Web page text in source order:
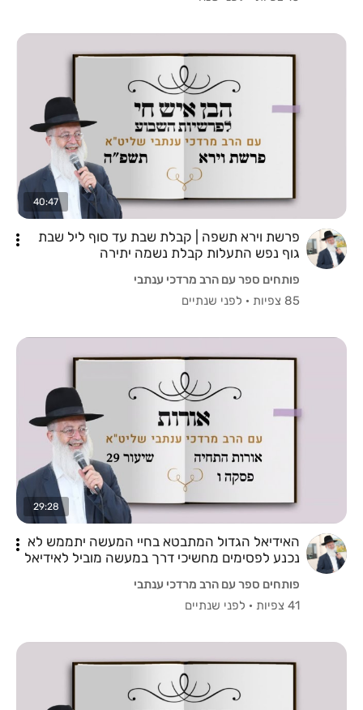
40:47
פרשת וירא תשפה | קבלת שבת עד סוף ליל שבת
גוף נפש התעלות קבלת נשמה יתירה
פותחים ספר עם הרב מרדכי ענתבי
85 צפיות
· לפני שנתיים
29:28
האידיאל הגדול המתבטא בחיי המעשה יתממש לא
נכנע לפסימים מחשיכי דרך במעשה מוביל לאידיאל
פותחים ספר עם הרב מרדכי ענתבי
41 צפיות
· לפני שנתיים